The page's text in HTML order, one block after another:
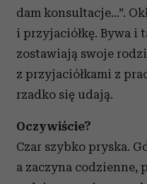
dam konsultacje…”.
i przyjaciółkę. Bywa i
zostawiają swoje
z przyjaciółkami z
rzadko się udają.
Oczywiście?
Czar szybko pryska.
a zaczyna codzienne,